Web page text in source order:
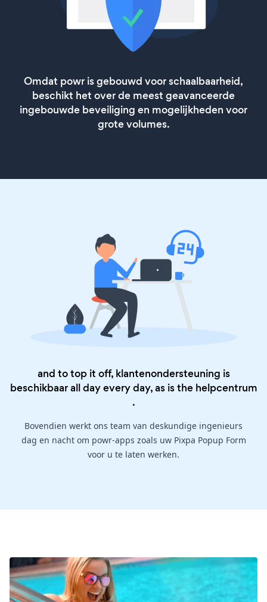
Omdat powr is gebouwd voor schaalbaarheid,
beschikt het over de meest geavanceerde
ingebouwde beveiliging en mogelijkheden voor
grote volumes.
and to top it off, klantenondersteuning is
beschikbaar all day every day, as is the helpcentrum
.
Bovendien werkt ons team van deskundige ingenieurs
dag en nacht om powr-apps zoals uw Pixpa Popup Form
voor u te laten werken.